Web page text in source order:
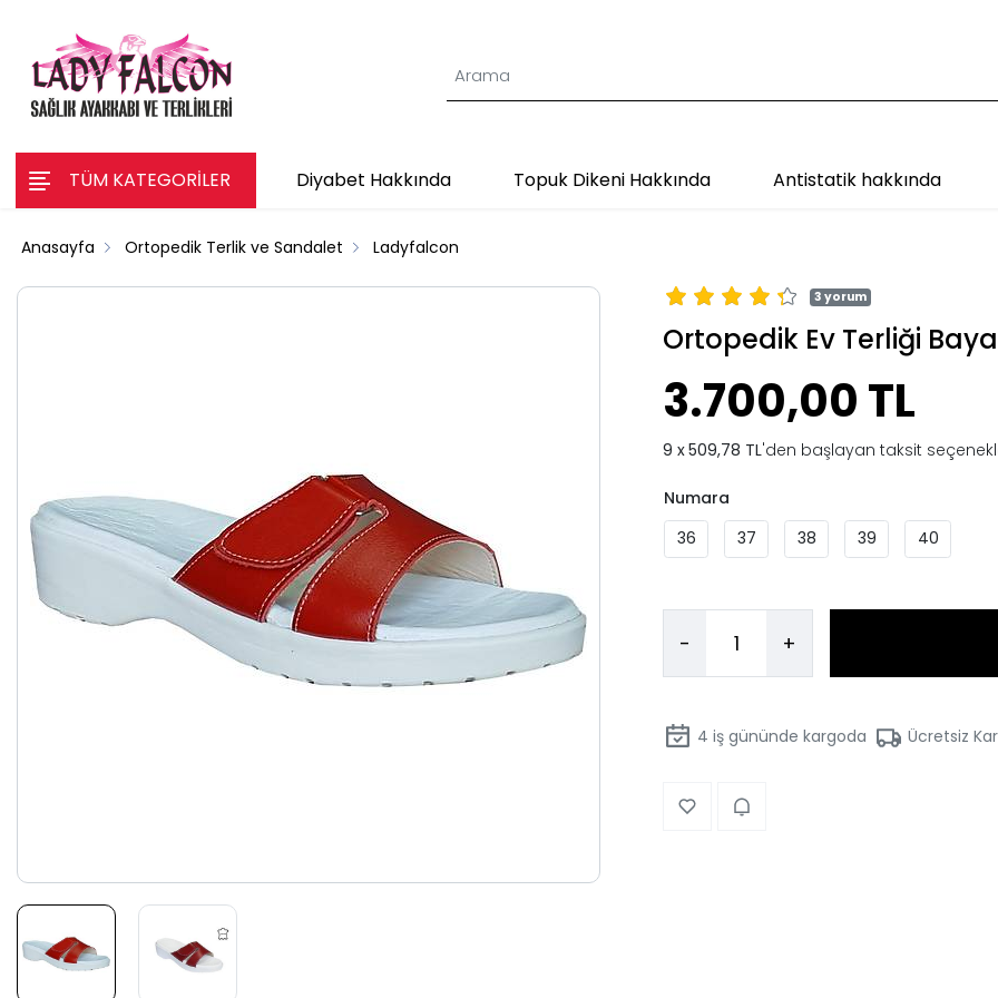
TÜM KATEGORİLER Diyabet Hakkında Topuk Dikeni Hakkında Antistatik hakkında
Anasayfa Ortopedik Terlik ve Sandalet Ladyfalcon
3 yorum
Ortopedik Ev Terliği
3.700,00 TL
509,78 TL'den başlayan taksit
Numara
36
37 38 39 40
- +
4 iş gününde kargoda Ücretsiz